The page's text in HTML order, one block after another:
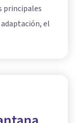
principales
el